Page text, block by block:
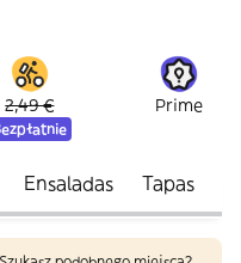
2,49 € Prime
Ensaladas Tapas